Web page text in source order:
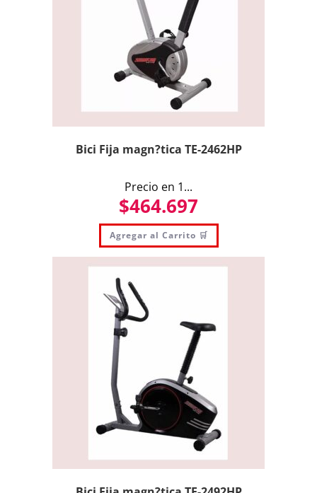
Bici Fija magn?tica TE-2462HP
Precio en 1...
$464.697
Agregar al Carrito 🛒